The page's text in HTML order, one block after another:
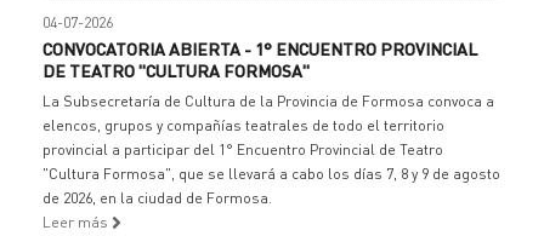
04-07-2026
CONVOCATORIA ABIERTA - 1° ENCUENTRO PROVINCIAL
DE TEATRO "CULTURA FORMOSA"
La Subsecretaría de Cultura de la Provincia de Formosa convoca a
elencos, grupos y compañías teatrales de todo el territorio
provincial a participar del 1° Encuentro Provincial de Teatro
"Cultura Formosa", que se llevará a cabo los días 7, 8 y 9 de agosto
de 2026, en la ciudad de Formosa.
Leer más